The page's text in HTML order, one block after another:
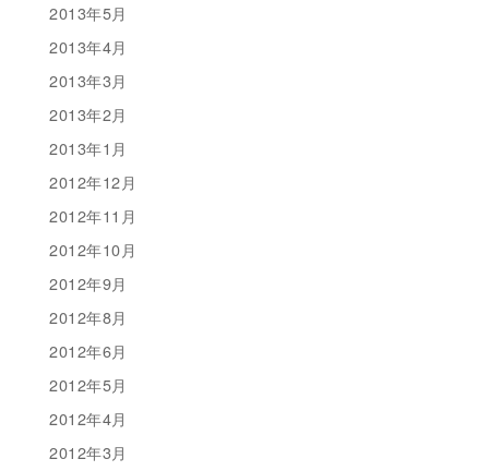
2013年5月
2013年4月
2013年3月
2013年2月
2013年1月
2012年12月
2012年11月
2012年10月
2012年9月
2012年8月
2012年6月
2012年5月
2012年4月
2012年3月